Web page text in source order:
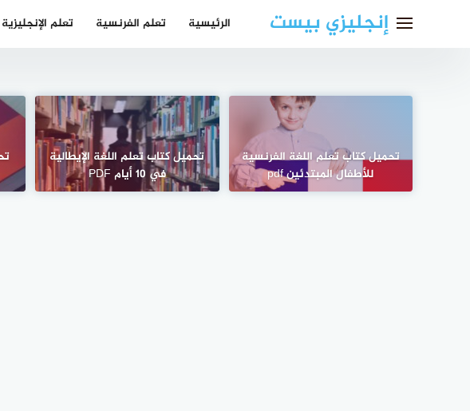
إنجليزي بيست الرئيسية تعلم الفرنسية تعلم الإنجليزية
تحميل كتاب تعلم اللغة الفرنسية
للأطفال المبتدئين pdf
تحميل كتاب تعلم اللغة الإيطالية
في 10 أيام PDF